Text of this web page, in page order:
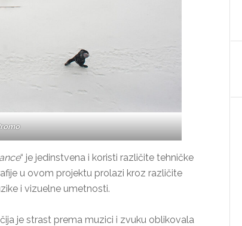
“ je jedinstvena i koristi različite tehničke
u ovom projektu prolazi kroz različite
i vizuelne umetnosti.
je strast prema muzici i zvuku oblikovala